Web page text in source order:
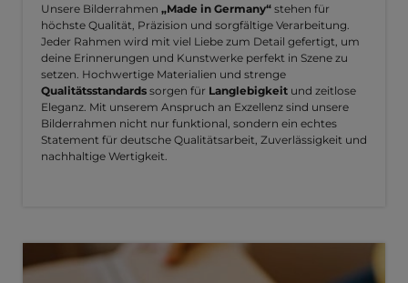
Unsere Bilderrahmen „Made in Germany“ stehen für
höchste Qualität, Präzision und sorgfältige Verarbeitung.
Jeder Rahmen wird mit viel Liebe zum Detail gefertigt, um
deine Erinnerungen und Kunstwerke perfekt in Szene zu
setzen. Hochwertige Materialien und strenge
Qualitätsstandards sorgen für Langlebigkeit und zeitlose
Eleganz. Mit unserem Anspruch an Exzellenz sind unsere
Bilderrahmen nicht nur funktional, sondern ein echtes
Statement für deutsche Qualitätsarbeit, Zuverlässigkeit und
nachhaltige Wertigkeit.